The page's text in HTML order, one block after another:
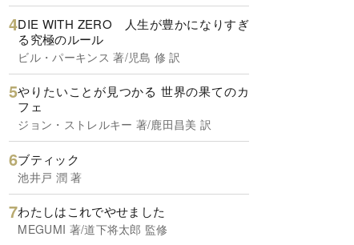
DIE WITH ZERO 人生が豊かになりすぎ
る究極のルール
ビル・パーキンス 著/児島 修 訳
やりたいことが見つかる 世界の果てのカ
フェ
ジョン・ストレルキー 著/鹿田昌美 訳
ブティック
池井戸 潤 著
わたしはこれでやせました
MEGUMI 著/道下将太郎 監修